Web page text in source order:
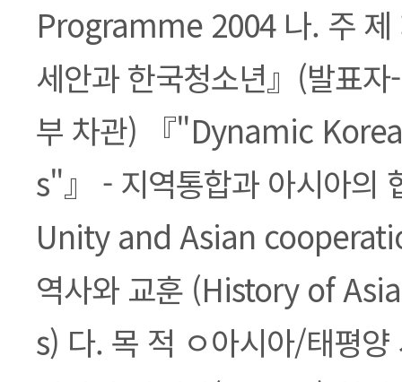
Programme 2004 나. 주 제
세안과 한국청소년』(발표
부 차관) 『"Dynamic
s"』 - 지역통합과 아시아의
Unity and Asian
역사와 교훈 (History of
s) 다. 목 적 ㅇ아시아/태평양